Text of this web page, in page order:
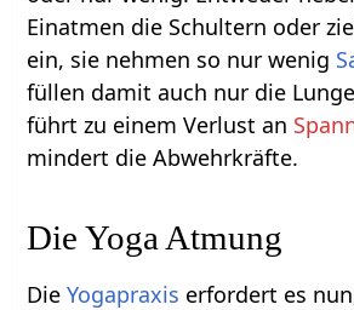
Einatmen die Schultern oder
ein, sie nehmen so nur wenig
füllen damit auch nur die
führt zu einem Verlust an
mindert die Abwehrkräfte.
Die Yoga Atmung
DieYogapraxis erfordert es